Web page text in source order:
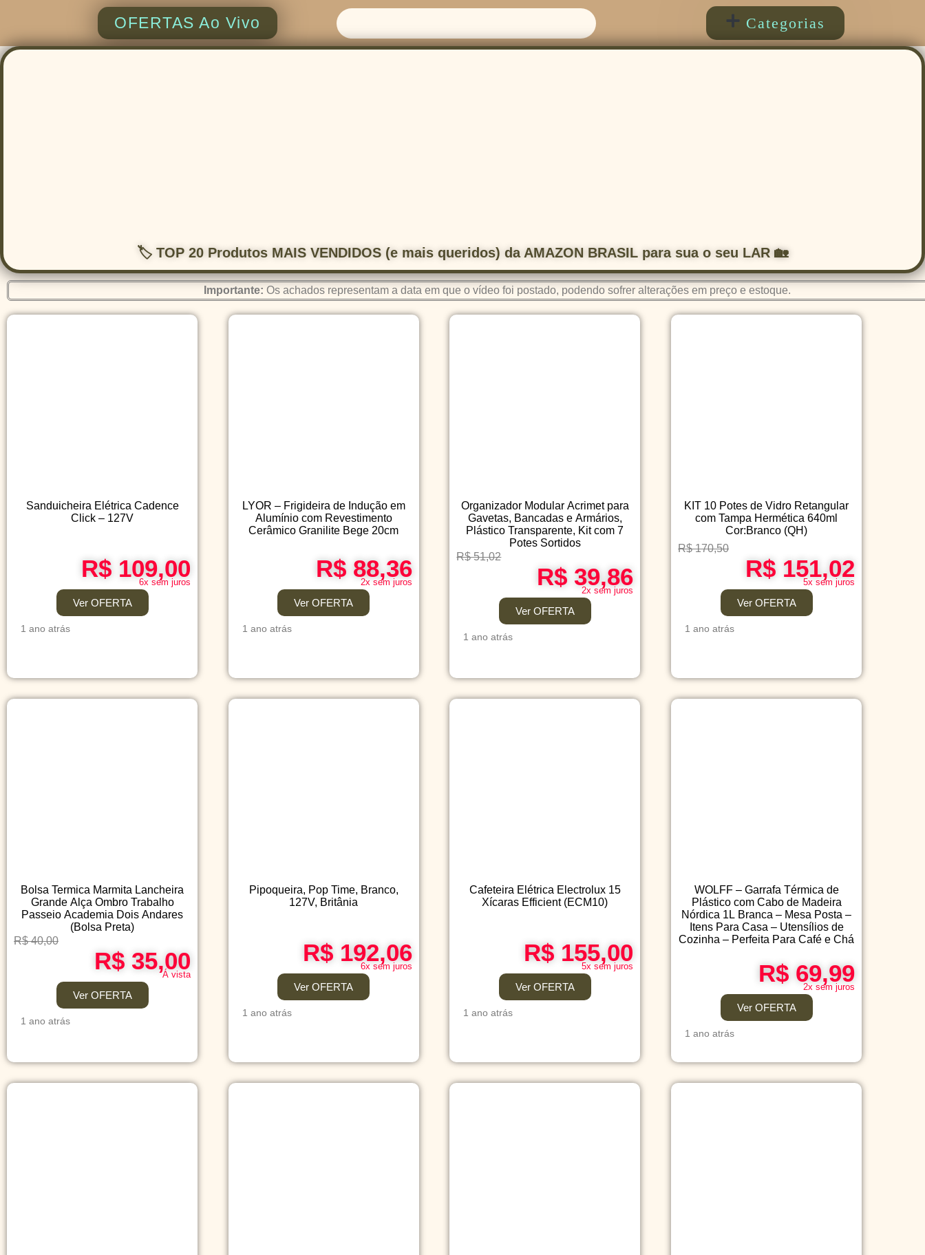
OFERTAS Ao Vivo
🏷️ TOP 20 Produtos MAIS VENDIDOS (e mais queridos) da AMAZON BRASIL para sua o seu LAR 🏡
Importante: Os achados representam a data em que o vídeo foi postado, podendo sofrer alterações em preço e estoque.
Sanduicheira Elétrica Cadence
Click – 127V
R$ 109,00
6x sem juros
Ver OFERTA
1 ano atrás
LYOR – Frigideira de Indução em
Alumínio com Revestimento
Cerâmico Granilite Bege 20cm
R$ 88,36
2x sem juros
Ver OFERTA
1 ano atrás
Organizador Modular Acrimet para
Gavetas, Bancadas e Armários,
Plástico Transparente, Kit com 7
Potes Sortidos
R$ 51,02
R$ 39,86
2x sem juros
Ver OFERTA
1 ano atrás
KIT 10 Potes de Vidro Retangular
com Tampa Hermética 640ml
Cor:Branco (QH)
R$ 170,50
R$ 151,02
5x sem juros
Ver OFERTA
1 ano atrás
Bolsa Termica Marmita Lancheira
Grande Alça Ombro Trabalho
Passeio Academia Dois Andares
(Bolsa Preta)
R$ 40,00
R$ 35,00
Á vista
Ver OFERTA
1 ano atrás
Pipoqueira, Pop Time, Branco,
127V, Britânia
R$ 192,06
6x sem juros
Ver OFERTA
1 ano atrás
Cafeteira Elétrica Electrolux 15
Xícaras Efficient (ECM10)
R$ 155,00
5x sem juros
Ver OFERTA
1 ano atrás
WOLFF – Garrafa Térmica de
Plástico com Cabo de Madeira
Nórdica 1L Branca – Mesa Posta –
Itens Para Casa – Utensílios de
Cozinha – Perfeita Para Café e Chá
R$ 69,99
2x sem juros
Ver OFERTA
1 ano atrás